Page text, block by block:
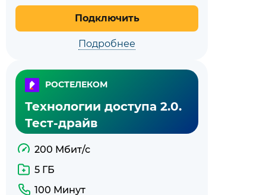
Подключить
Подробнее
РОСТЕЛЕКОМ
Технологии доступа 2.0.
Тест-драйв
200 Мбит/с
5 ГБ
100 Минут